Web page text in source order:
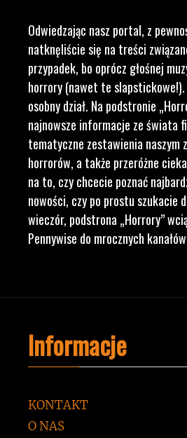
Odwiedzając nasz portal, z
natknęliście się na treści
przypadek, bo oprócz głośnej
horrory (nawet te
osobny dział. Na podstronie
najnowsze informacje ze świata
tematyczne zestawienia naszym
horrorów, a także przeróżne
na to, czy chcecie poznać
nowości, czy po prostu szukacie
wieczór, podstrona „Horrory”
Pennywise do mrocznych
Informacje
KONTAKT
O NAS